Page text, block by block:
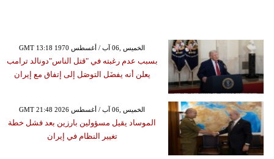
GMT 13:18 1970 الخميس ,06 آب / أغسطس
بسبب عدم رغبته في "قتل الناس"دونالد ترامب
يعلن أنه يفضَل التوصَل إلى إتفاق مع إيران
GMT 21:48 2026 الخميس ,06 آب / أغسطس
الموساد يقيل مسؤولين بارزين بعد فشل خطة
تغيير النظام في إيران